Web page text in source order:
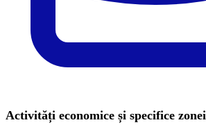
Activități economice și specifice zonei